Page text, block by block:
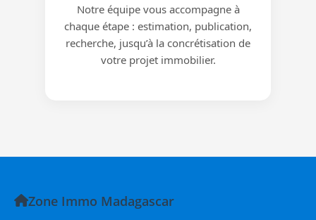
Notre équipe vous accompagne à
chaque étape : estimation, publication,
recherche, jusqu’à la concrétisation de
votre projet immobilier.
Zone Immo Madagascar